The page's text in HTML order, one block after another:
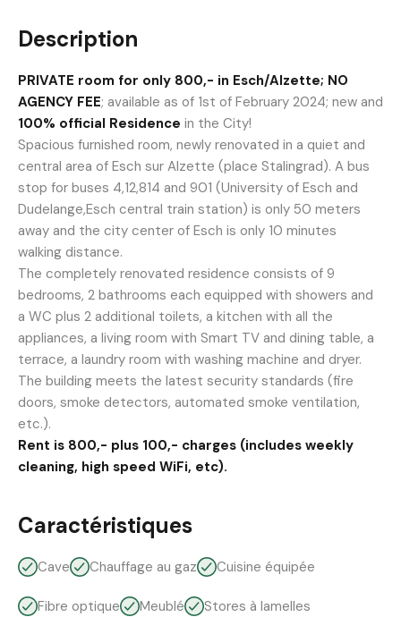
Description
PRIVATE room for only 800,- in Esch/Alzette; NO
AGENCY FEE; available as of 1st of February 2024; new and
100% official Residence in the City!
Spacious furnished room, newly renovated in a quiet and
central area of Esch sur Alzette (place Stalingrad). A bus
stop for buses 4,12,814 and 901 (University of Esch and
Dudelange,Esch central train station) is only 50 meters
away and the city center of Esch is only 10 minutes
walking distance.
The completely renovated residence consists of 9
bedrooms, 2 bathrooms each equipped with showers and
a WC plus 2 additional toilets, a kitchen with all the
appliances, a living room with Smart TV and dining table, a
terrace, a laundry room with washing machine and dryer.
The building meets the latest security standards (fire
doors, smoke detectors, automated smoke ventilation,
etc.).
Rent is 800,- plus 100,- charges (includes weekly
cleaning, high speed WiFi, etc).
Caractéristiques
Cave Chauffage au gaz Cuisine équipée
Fibre optique Meublé Stores à lamelles